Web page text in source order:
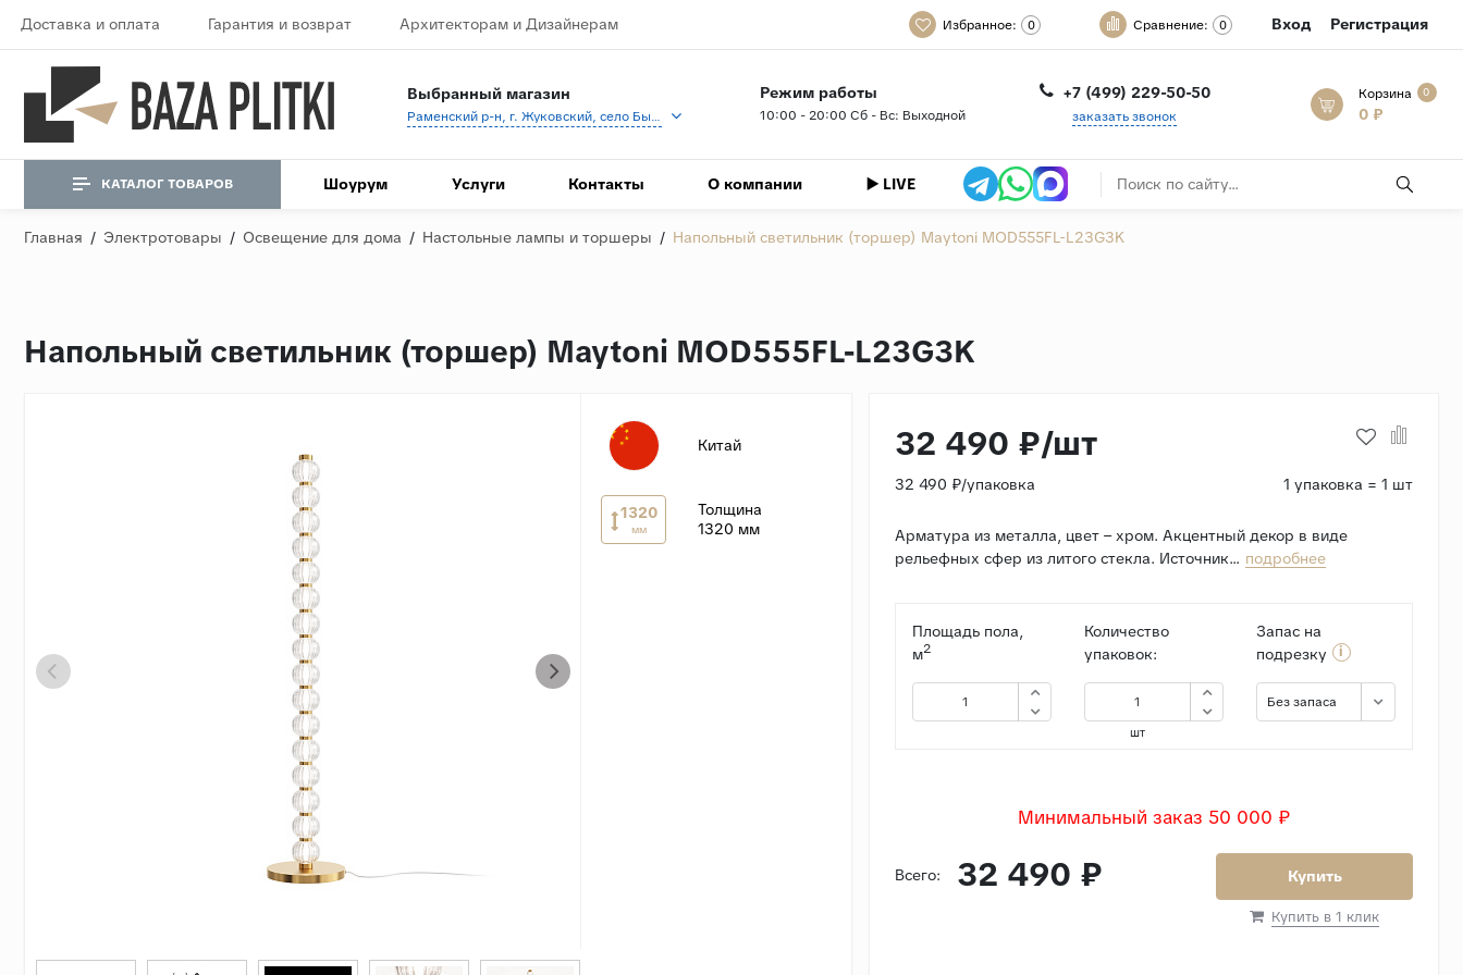
Доставка и оплата Гарантия и возврат Архитекторам и Дизайнерам Избранное: 0 Сравнение: 0 Вход Регистрация
Выбранный магазин
Раменский р-н, г. Жуковский, село Быково, кп Спартак, Береговая ул., 1
Режим работы
10:00 - 20:00 Сб - Вс: Выходной
+7 (499) 229-50-50
заказать звонок
Корзина 0
0 ₽
КАТАЛОГ ТОВАРОВ Шоурум Услуги Контакты О компании ▶️ LIVE
Главная / Электротовары / Освещение для дома / Настольные лампы и торшеры / Напольный светильник (торшер) Maytoni MOD555FL-L23G3K
Напольный светильник (торшер) Maytoni MOD555FL-L23G3K
Китай
1320
мм
Толщина
1320 мм
32 490 ₽/шт
32 490 ₽/упаковка 1 упаковка = 1 шт
Арматура из металла, цвет – хром. Акцентный декор в виде
рельефных сфер из литого стекла. Источник... подробнее
Площадь пола,
м2
Количество
упаковок:
шт
Запас на
подрезку
i
Без запаса
Минимальный заказ 50 000 ₽
Всего: 32 490 ₽ Купить
Купить в 1 клик